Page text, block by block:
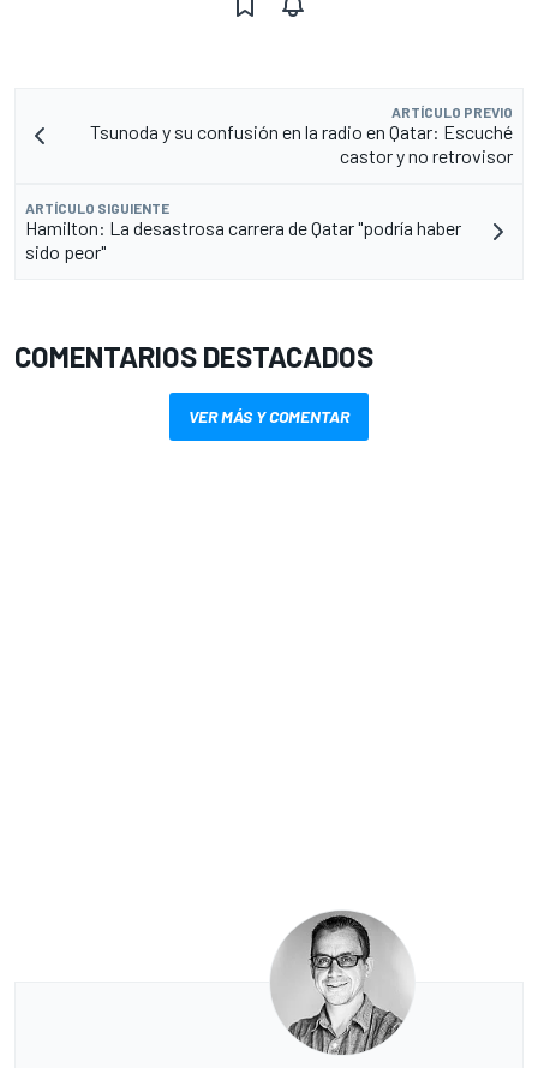
ARTÍCULO PREVIO
Tsunoda y su confusión en la radio en Qatar: Escuché
castor y no retrovisor
ARTÍCULO SIGUIENTE
Hamilton: La desastrosa carrera de Qatar "podría haber
sido peor"
COMENTARIOS DESTACADOS
VER MÁS Y COMENTAR